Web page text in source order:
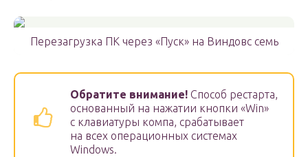
Перезагрузка ПК через «Пуск» на Виндовс семь
Обратите внимание! Способ рестарта,
основанный на нажатии кнопки «Win»
с клавиатуры компа, срабатывает
на всех операционных системах
Windows.